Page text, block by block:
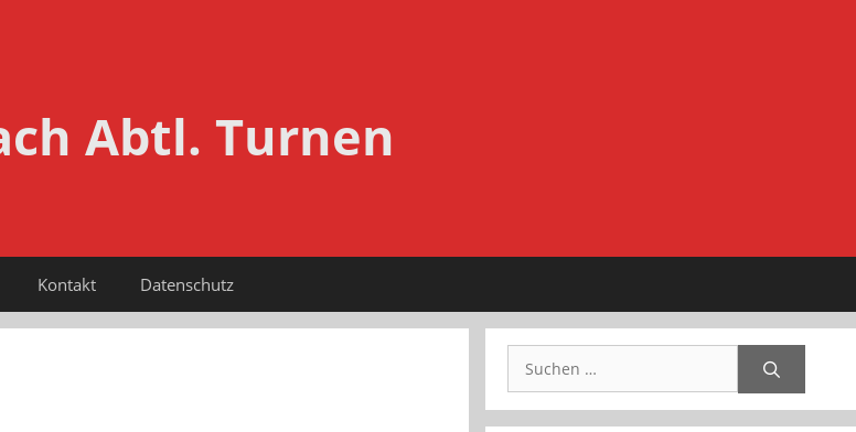
Abtl. Turnen
Kontakt Datenschutz
nach: